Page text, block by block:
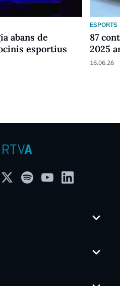
abans de
esportius
ESPORTS
87
2025
16.06.26